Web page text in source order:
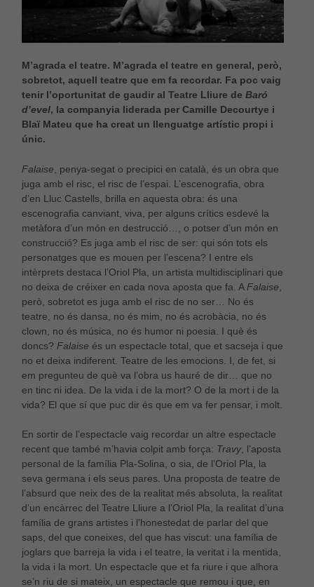
M’agrada el teatre. M’agrada el teatre en general, però,
sobretot, aquell teatre que em fa recordar. Fa poc vaig
tenir l’oportunitat de gaudir al Teatre Lliure de Baró
d’evel, la companyia liderada per Camille Decourtye i
Blaï Mateu que ha creat un llenguatge artístic propi i
únic.
Falaise , penya-segat o precipici en català, és un obra que
juga amb el risc, el risc de l’espai. L’escenografia, obra
d’en Lluc Castells, brilla en aquesta obra: és una
escenografia canviant, viva, per alguns crítics esdevé la
metàfora d’un món en destrucció…, o potser d’un món en
construcció? Es juga amb el risc de ser: qui són tots els
personatges que es mouen per l’escena? I entre els
intèrprets destaca l’Oriol Pla, un artista multidisciplinari que
no deixa de créixer en cada nova aposta que fa. A Falaise
però, sobretot es juga amb el risc de no ser… No és
teatre, no és dansa, no és mim, no és acrobàcia, no és
clown, no és música, no és humor ni poesia. I què és
doncs? Falaise és un espectacle total, que et sacseja i que
no et deixa indiferent. Teatre de les emocions. I, de fet, si
em pregunteu de què va l’obra us hauré de dir… que no
en tinc ni idea. De la vida i de la mort? O de la mort i de la
vida? El que sí que puc dir és que em va fer pensar, i molt.
En sortir de l’espectacle vaig recordar un altre espectacle
recent que també m’havia colpit amb força: Travy, l’aposta
personal de la família Pla-Solina, o sia, de l’Oriol Pla, la
seva germana i els seus pares. Una proposta de teatre de
l’absurd que neix des de la realitat més absoluta, la realitat
d’un encàrrec del Teatre Lliure a l’Oriol Pla, la realitat d’una
família de grans artistes i l’honestedat de parlar del que
saps, del que coneixes, del que has viscut: una família de
joglars que barreja la vida i el teatre, la veritat i la mentida,
la vida i la mort. Un espectacle que et fa riure i que alhora
se’n riu de si mateix, un espectacle que remou i que, en